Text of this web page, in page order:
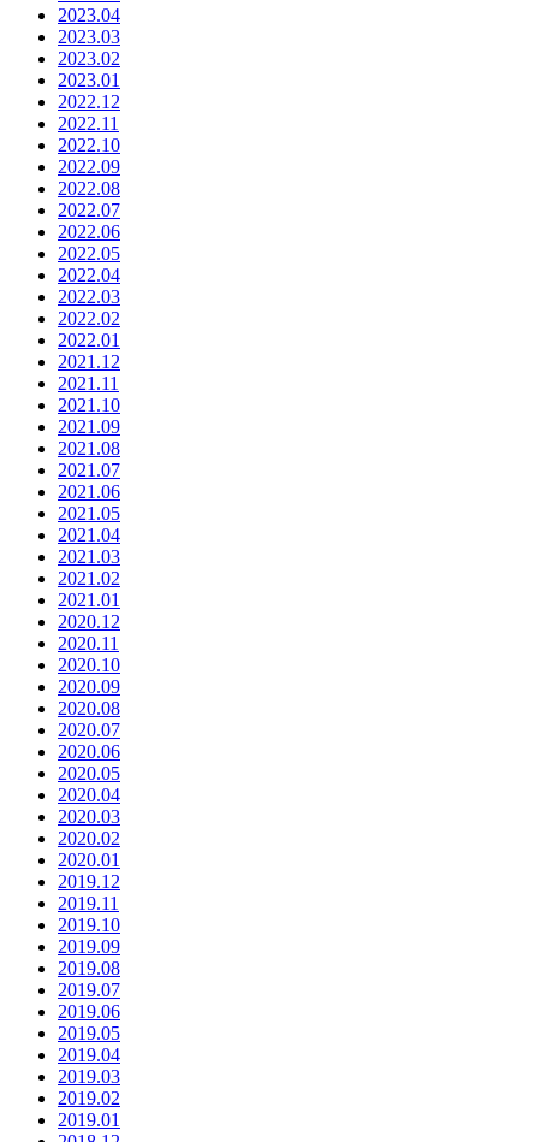
2023.04
2023.03
2023.02
2023.01
2022.12
2022.11
2022.10
2022.09
2022.08
2022.07
2022.06
2022.05
2022.04
2022.03
2022.02
2022.01
2021.12
2021.11
2021.10
2021.09
2021.08
2021.07
2021.06
2021.05
2021.04
2021.03
2021.02
2021.01
2020.12
2020.11
2020.10
2020.09
2020.08
2020.07
2020.06
2020.05
2020.04
2020.03
2020.02
2020.01
2019.12
2019.11
2019.10
2019.09
2019.08
2019.07
2019.06
2019.05
2019.04
2019.03
2019.02
2019.01